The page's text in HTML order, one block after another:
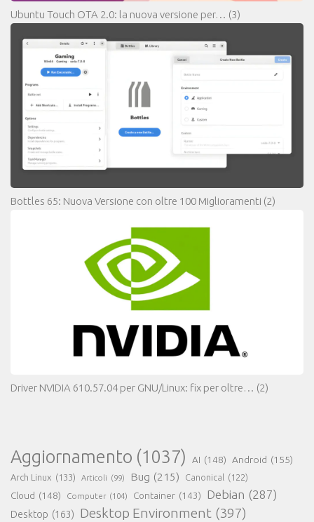
Ubuntu Touch OTA 2.0: la nuova versione per… (3)
Bottles 65: Nuova Versione con oltre 100 Miglioramenti (2)
Driver NVIDIA 610.57.04 per GNU/Linux: fix per oltre… (2)
Aggiornamento (1037) AI (148) Android (155)
Arch Linux (133) Articoli (99) Bug (215) Canonical (122)
Cloud (148) Computer (104) Container (143) Debian (287)
Desktop (163) Desktop Environment (397)